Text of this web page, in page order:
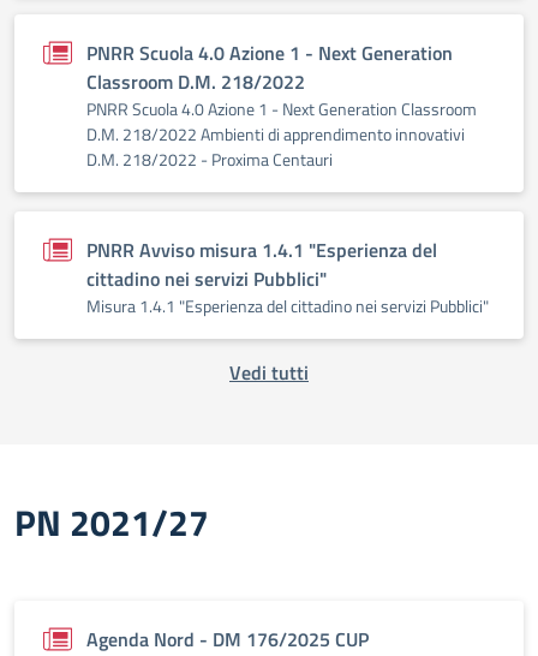
PNRR Scuola 4.0 Azione 1 - Next Generation
Classroom D.M. 218/2022
PNRR Scuola 4.0 Azione 1 - Next Generation Classroom
D.M. 218/2022 Ambienti di apprendimento innovativi
D.M. 218/2022 - Proxima Centauri
PNRR Avviso misura 1.4.1 "Esperienza del
cittadino nei servizi Pubblici"
Misura 1.4.1 "Esperienza del cittadino nei servizi Pubblici"
Vedi tutti
PN 2021/27
Agenda Nord - DM 176/2025 CUP